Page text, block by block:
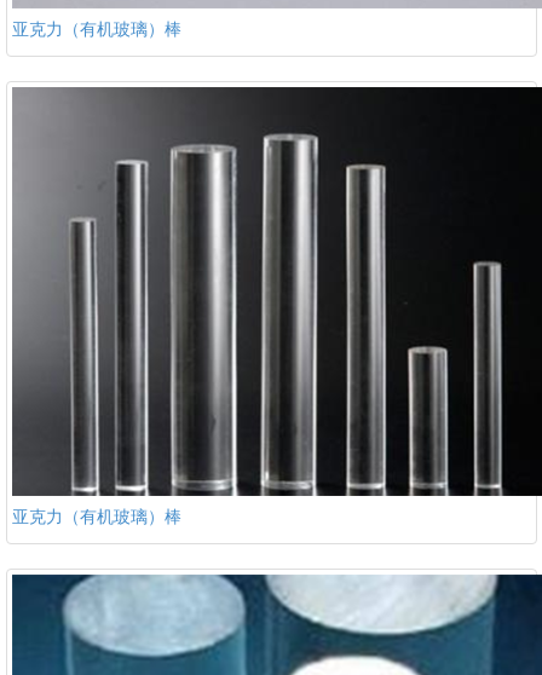
亚克力（有机玻璃）棒
亚克力（有机玻璃）棒